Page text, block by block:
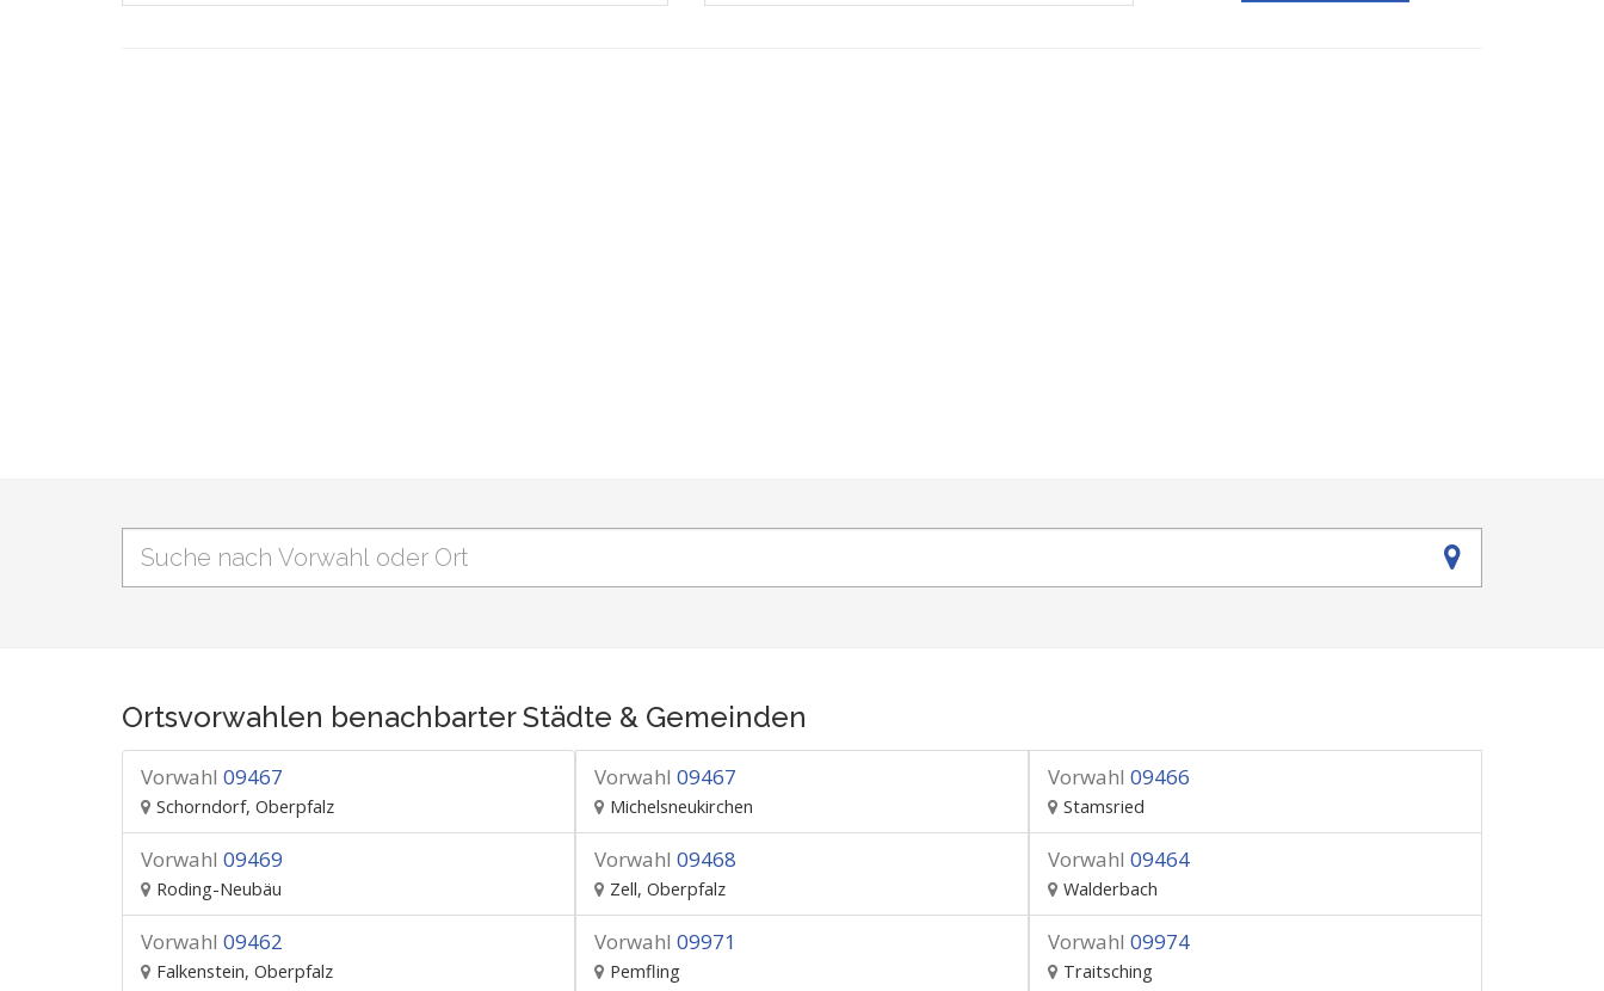
Ortsvorwahlen benachbarter Städte & Gemeinden
Vorwahl 09467
Schorndorf, Oberpfalz
Vorwahl 09467
Michelsneukirchen
Vorwahl 09466
Stamsried
Vorwahl 09469
Roding-Neubäu
Vorwahl 09468
Zell, Oberpfalz
Vorwahl 09464
Walderbach
Vorwahl 09462
Falkenstein, Oberpfalz
Vorwahl 09971
Pemfling
Vorwahl 09974
Traitsching